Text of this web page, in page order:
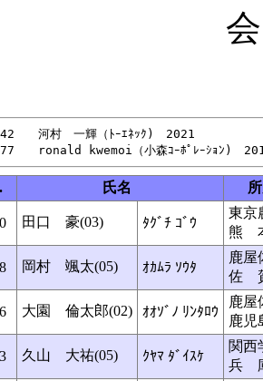
　　河村　一輝（ﾄｰｴﾈｯｸ)　2021
氏名
田口 豪(03) ﾀｸﾞﾁ ｺﾞｳ
東京
熊
岡村 颯太(05) ｵｶﾑﾗ ｿｳﾀ
鹿屋
佐
大園 倫太郎(02) ｵｵｿﾞﾉ ﾘﾝﾀﾛｳ
鹿屋
鹿児
久山 大祐(05) ｸﾔﾏ ﾀﾞｲｽｹ
関西
兵